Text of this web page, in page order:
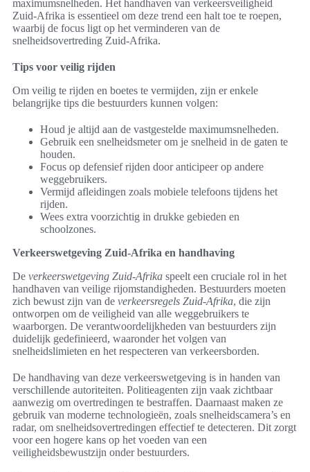
maximumsnelheden. Het handhaven van verkeersveiligheid
Zuid-Afrika is essentieel om deze trend een halt toe te roepen,
waarbij de focus ligt op het verminderen van de
snelheidsovertreding Zuid-Afrika.
Tips voor veilig rijden
Om veilig te rijden en boetes te vermijden, zijn er enkele
belangrijke tips die bestuurders kunnen volgen:
Houd je altijd aan de vastgestelde maximumsnelheden.
Gebruik een snelheidsmeter om je snelheid in de gaten te
houden.
Focus op defensief rijden door anticipeer op andere
weggebruikers.
Vermijd afleidingen zoals mobiele telefoons tijdens het
rijden.
Wees extra voorzichtig in drukke gebieden en
schoolzones.
Verkeerswetgeving Zuid-Afrika en handhaving
De verkeerswetgeving Zuid-Afrika speelt een cruciale rol in het
handhaven van veilige rijomstandigheden. Bestuurders moeten
zich bewust zijn van de verkeersregels Zuid-Afrika, die zijn
ontworpen om de veiligheid van alle weggebruikers te
waarborgen. De verantwoordelijkheden van bestuurders zijn
duidelijk gedefinieerd, waaronder het volgen van
snelheidslimieten en het respecteren van verkeersborden.
De handhaving van deze verkeerswetgeving is in handen van
verschillende autoriteiten. Politieagenten zijn vaak zichtbaar
aanwezig om overtredingen te bestraffen. Daarnaast maken ze
gebruik van moderne technologieën, zoals snelheidscamera’s en
radar, om snelheidsovertredingen effectief te detecteren. Dit zorgt
voor een hogere kans op het voeden van een
veiligheidsbewustzijn onder bestuurders.